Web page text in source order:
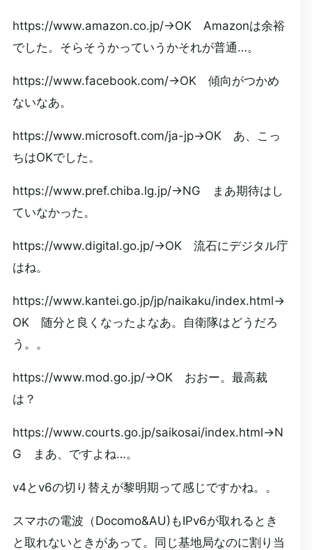
https://www.amazon.co.jp/→OK Amazonは余裕
でした。そらそうかっていうかそれが普通…。
https://www.facebook.com/→OK 傾向がつかめ
ないなあ。
https://www.microsoft.com/ja-jp→OK あ、こっ
ちはOKでした。
https://www.pref.chiba.lg.jp/→NG まあ期待はし
ていなかった。
https://www.digital.go.jp/→OK 流石にデジタル庁
はね。
https://www.kantei.go.jp/jp/naikaku/index.html→
OK 随分と良くなったよなあ。自衛隊はどうだろ
う。。
https://www.mod.go.jp/→OK おおー。最高裁
は？
https://www.courts.go.jp/saikosai/index.html→N
G まあ、ですよね…。
v4とv6の切り替えが黎明期って感じですかね。。
スマホの電波（Docomo&AU)もIPv6が取れるとき
と取れないときがあって。同じ基地局なのに割り当